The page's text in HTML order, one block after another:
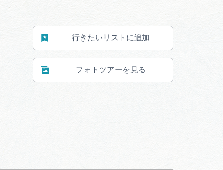
広告掲載 サイトポリシー
行きたいリストに追加
フォトツアーを見る